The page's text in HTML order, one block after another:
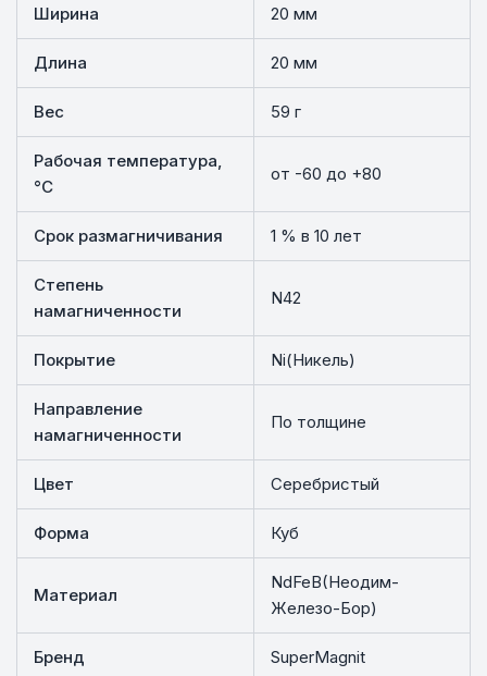
Ширина 20 мм
Длина 20 мм
Вес 59 г
Рабочая температура,
°C
от -60 до +80
Срок размагничивания 1 % в 10 лет
Степень
намагниченности
N42
Покрытие Ni(Никель)
Направление
намагниченности
По толщине
Цвет Серебристый
Форма Куб
Материал
NdFeB(Неодим-
Железо-Бор)
Бренд SuperMagnit